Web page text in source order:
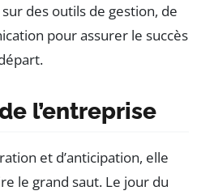
des outils de gestion, de
pour assurer le succès
l’entreprise
et d’anticipation, elle
le grand saut. Le jour du